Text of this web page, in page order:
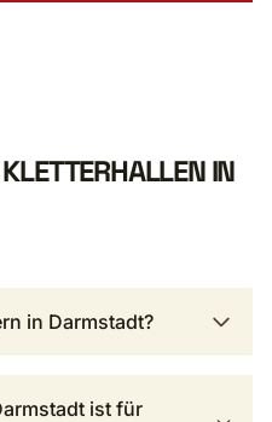
IN
in Darmstadt?
ist für